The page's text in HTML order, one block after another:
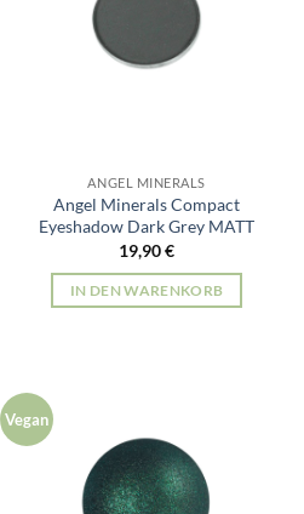
ANGEL MINERALS
Angel Minerals Compact
Eyeshadow Dark Grey MATT
19,90€
IN DEN WARENKORB
Vegan